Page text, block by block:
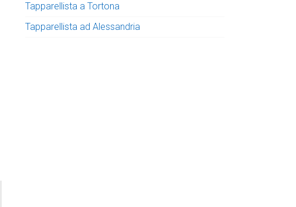
Tapparellista a Tortona
Tapparellista ad Alessandria